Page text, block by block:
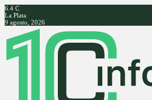
6.4 C
La Plata
9 agosto, 2026
Facebook
Twitter
Instagram
Youtube